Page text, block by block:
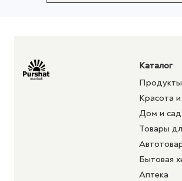
Каталог
Продукты
Красота
Дом и сад
Товары
Бытовая
Аптека